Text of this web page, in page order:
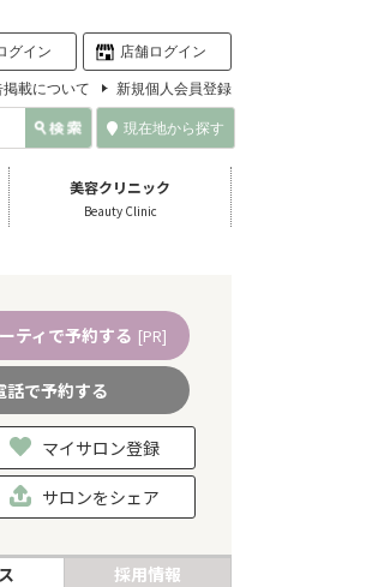
グイン 店舗ログイン
掲載について 新規個人会員登録
現在地から探す
美容クリニック
Beauty Clinic
ティで予約する [PR]
話で予約する
マイサロン登録
サロンをシェア
採用情報